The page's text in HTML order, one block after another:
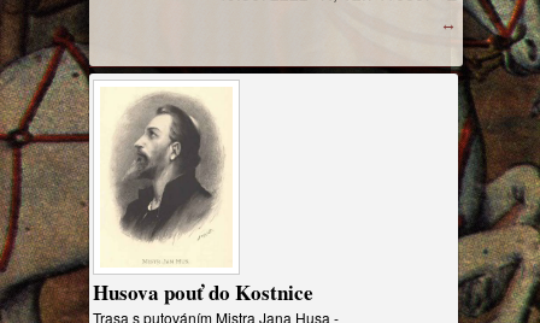
↔
Husova pouť do Kostnice
Trasa s putováním Mistra Jana Husa -